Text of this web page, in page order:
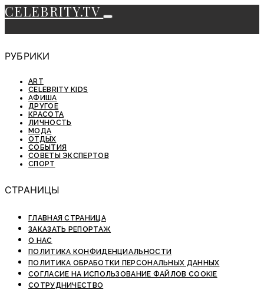
CELEBRITY.TV
РУБРИКИ
ART
CELEBRITY KIDS
АФИША
ДРУГОЕ
КРАСОТА
ЛИЧНОСТЬ
МОДА
ОТДЫХ
СОБЫТИЯ
СОВЕТЫ ЭКСПЕРТОВ
СПОРТ
СТРАНИЦЫ
ГЛАВНАЯ СТРАНИЦА
ЗАКАЗАТЬ РЕПОРТАЖ
О НАС
ПОЛИТИКА КОНФИДЕНЦИАЛЬНОСТИ
ПОЛИТИКА ОБРАБОТКИ ПЕРСОНАЛЬНЫХ ДАННЫХ
СОГЛАСИЕ НА ИСПОЛЬЗОВАНИЕ ФАЙЛОВ COOKIE
СОТРУДНИЧЕСТВО